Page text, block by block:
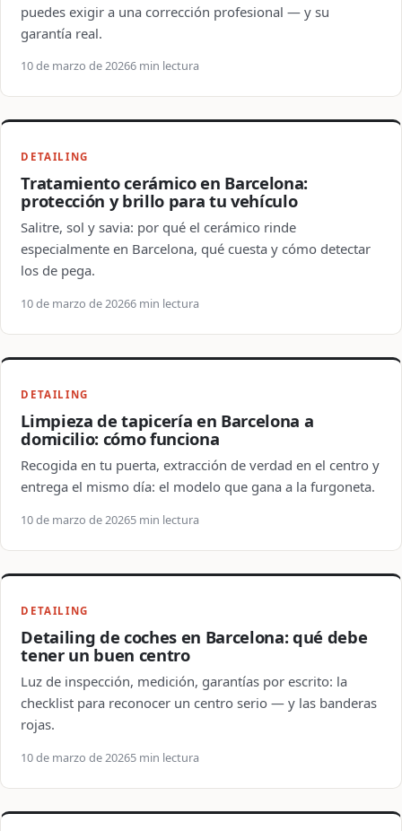
puedes exigir a una corrección profesional — y su
garantía real.
10 de marzo de 20266 min lectura
DETAILING
Tratamiento cerámico en Barcelona:
protección y brillo para tu vehículo
Salitre, sol y savia: por qué el cerámico rinde
especialmente en Barcelona, qué cuesta y cómo detectar
los de pega.
10 de marzo de 20266 min lectura
DETAILING
Limpieza de tapicería en Barcelona a
domicilio: cómo funciona
Recogida en tu puerta, extracción de verdad en el centro y
entrega el mismo día: el modelo que gana a la furgoneta.
10 de marzo de 20265 min lectura
DETAILING
Detailing de coches en Barcelona: qué debe
tener un buen centro
Luz de inspección, medición, garantías por escrito: la
checklist para reconocer un centro serio — y las banderas
rojas.
10 de marzo de 20265 min lectura